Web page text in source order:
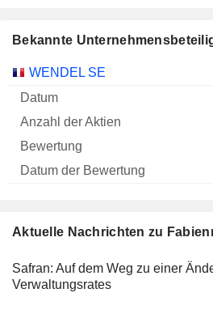
Bekannte
Unternehmen
WENDEL SE
Aktuelle Nachrichten zu
Safran: Auf dem Weg zu einer
Verwaltungsrates